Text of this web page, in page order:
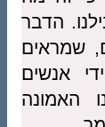
הדבר
שמראים
אנשים
האמונה